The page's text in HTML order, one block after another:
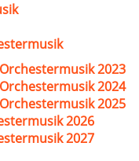
2023
2024
2025
2026
2027